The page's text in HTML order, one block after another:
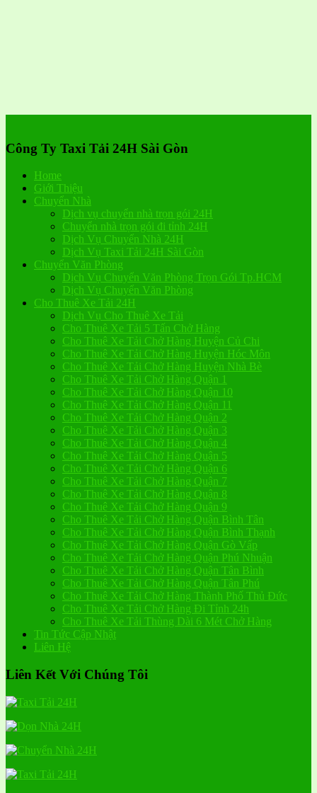
Công Ty Taxi Tải 24H Sài Gòn
Home
Giới Thiệu
Chuyển Nhà
Dịch vụ chuyển nhà trọn gói 24H
Chuyển nhà trọn gói đi tỉnh 24H
Dịch Vụ Chuyển Nhà 24H
Dịch Vụ Taxi Tải 24H Sài Gòn
Chuyển Văn Phòng
Dịch Vụ Chuyển Văn Phòng Trọn Gói Tp.HCM
Dịch Vụ Chuyển Văn Phòng
Cho Thuê Xe Tải 24H
Dịch Vụ Cho Thuê Xe Tải
Cho Thuê Xe Tải 5 Tấn Chở Hàng
Cho Thuê Xe Tải Chở Hàng Huyện Củ Chi
Cho Thuê Xe Tải Chở Hàng Huyện Hóc Môn
Cho Thuê Xe Tải Chở Hàng Huyện Nhà Bè
Cho Thuê Xe Tải Chở Hàng Quận 1
Cho Thuê Xe Tải Chở Hàng Quận 10
Cho Thuê Xe Tải Chở Hàng Quận 11
Cho Thuê Xe Tải Chở Hàng Quận 2
Cho Thuê Xe Tải Chở Hàng Quận 3
Cho Thuê Xe Tải Chở Hàng Quận 4
Cho Thuê Xe Tải Chở Hàng Quận 5
Cho Thuê Xe Tải Chở Hàng Quận 6
Cho Thuê Xe Tải Chở Hàng Quận 7
Cho Thuê Xe Tải Chở Hàng Quận 8
Cho Thuê Xe Tải Chở Hàng Quận 9
Cho Thuê Xe Tải Chở Hàng Quận Bình Tân
Cho Thuê Xe Tải Chở Hàng Quận Bình Thạnh
Cho Thuê Xe Tải Chở Hàng Quận Gò Vấp
Cho Thuê Xe Tải Chở Hàng Quận Phú Nhuận
Cho Thuê Xe Tải Chở Hàng Quận Tân Bình
Cho Thuê Xe Tải Chở Hàng Quận Tân Phú
Cho Thuê Xe Tải Chở Hàng Thành Phố Thủ Đức
Cho Thuê Xe Tải Chở Hàng Đi Tỉnh 24h
Cho Thuê Xe Tải Thùng Dài 6 Mét Chở Hàng
Tin Tức Cập Nhật
Liên Hệ
Liên Kết Với Chúng Tôi